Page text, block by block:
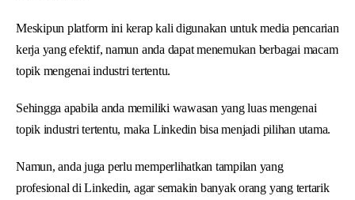
Meskipun platform ini kerap kali digunakan untuk media pencarian
kerja yang efektif, namun anda dapat menemukan berbagai macam
topik mengenai industri tertentu.
Sehingga apabila anda memiliki wawasan yang luas mengenai
topik industri tertentu, maka Linkedin bisa menjadi pilihan utama.
Namun, anda juga perlu memperlihatkan tampilan yang
profesional di Linkedin, agar semakin banyak orang yang tertarik